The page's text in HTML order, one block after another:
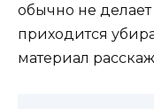
обычно не
приходится
материал